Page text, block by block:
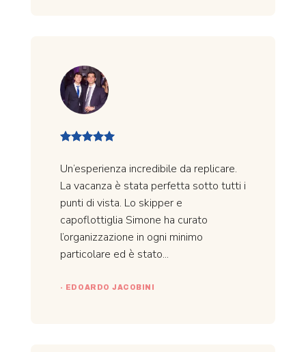
Un’esperienza incredibile da replicare.
La vacanza è stata perfetta sotto tutti i
punti di vista. Lo skipper e
capoflottiglia Simone ha curato
l’organizzazione in ogni minimo
particolare ed è stato...
- EDOARDO JACOBINI